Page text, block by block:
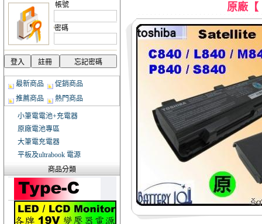
帳號
密碼
最新商品
促銷商品
推薦商品
熱門商品
小筆電電池+充電器
原廠電池專區
大筆電充電器
平板及ultrabook 電源
商品分類
原廠